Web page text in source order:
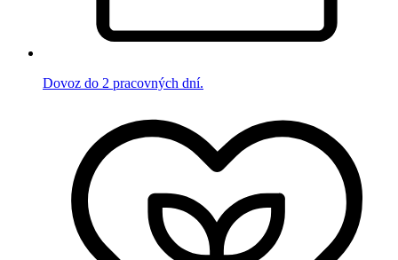
Dovoz do 2 pracovných dní.